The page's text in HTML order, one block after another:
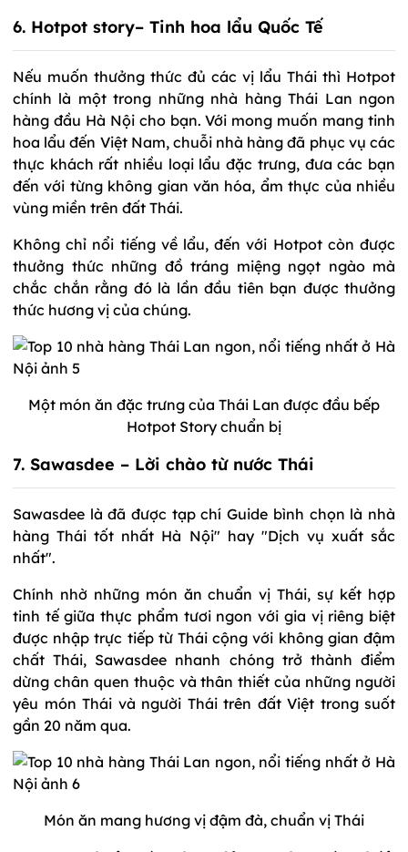
6. Hotpot story– Tinh hoa lẩu Quốc Tế
Nếu muốn thưởng thức đủ các vị lẩu Thái thì Hotpot
chính là một trong những nhà hàng Thái Lan ngon
hàng đầu Hà Nội cho bạn. Với mong muốn mang tinh
hoa lẩu đến Việt Nam, chuỗi nhà hàng đã phục vụ các
thực khách rất nhiều loại lẩu đặc trưng, đưa các bạn
đến với từng không gian văn hóa, ẩm thực của nhiều
vùng miền trên đất Thái.
Không chỉ nổi tiếng về lẩu, đến với Hotpot còn được
thưởng thức những đồ tráng miệng ngọt ngào mà
chắc chắn rằng đó là lần đầu tiên bạn được thưởng
thức hương vị của chúng.
Một món ăn đặc trưng của Thái Lan được đầu bếp
Hotpot Story chuẩn bị
7. Sawasdee – Lời chào từ nước Thái
Sawasdee là đã được tạp chí Guide bình chọn là nhà
hàng Thái tốt nhất Hà Nội" hay "Dịch vụ xuất sắc
nhất".
Chính nhờ những món ăn chuẩn vị Thái, sự kết hợp
tinh tế giữa thực phẩm tươi ngon với gia vị riêng biệt
được nhập trực tiếp từ Thái cộng với không gian đậm
chất Thái, Sawasdee nhanh chóng trở thành điểm
dừng chân quen thuộc và thân thiết của những người
yêu món Thái và người Thái trên đất Việt trong suốt
gần 20 năm qua.
Món ăn mang hương vị đậm đà, chuẩn vị Thái